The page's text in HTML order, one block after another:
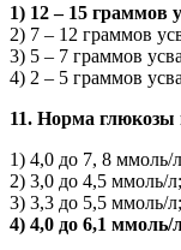
1) 12 – 15 граммов
2) 7 – 12 граммов
3) 5 – 7 граммов
4) 2 – 5 граммов
11. Норма
1) 4,0 до 7, 8 ммоль/
2) 3,0 до 4,5 ммоль/л;
3) 3,3 до 5,5 ммоль/л;
4) 4,0 до 6,1 ммоль/